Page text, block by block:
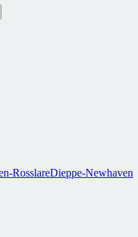
RosslareDieppe-Newhaven